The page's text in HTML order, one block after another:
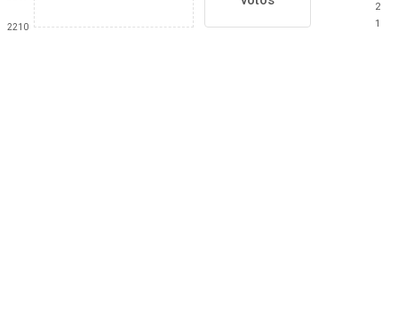
2210
2
1